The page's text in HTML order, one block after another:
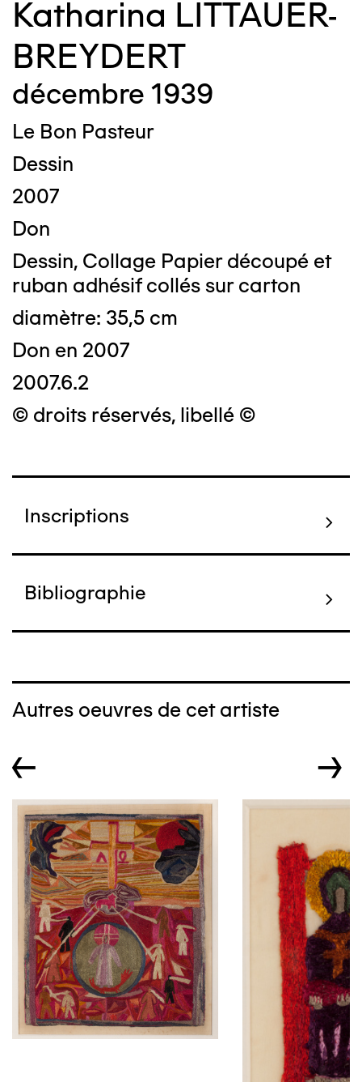
Katharina LITTAUER-
BREYDERT
décembre 1939
Le Bon Pasteur
Dessin
2007
Don
Dessin, Collage Papier découpé et
ruban adhésif collés sur carton
diamètre: 35,5 cm
Don en 2007
2007.6.2
© droits réservés, libellé ©
Inscriptions
Bibliographie
Autres oeuvres de cet artiste
← →